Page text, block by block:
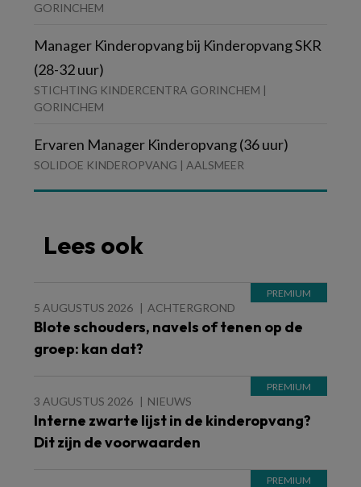
GORINCHEM
Manager Kinderopvang bij Kinderopvang SKR
(28-32 uur)
STICHTING KINDERCENTRA GORINCHEM |
GORINCHEM
Ervaren Manager Kinderopvang (36 uur)
SOLIDOE KINDEROPVANG | AALSMEER
Lees ook
5 AUGUSTUS 2026 ACHTERGROND
Blote schouders, navels of tenen op de
groep: kan dat?
3 AUGUSTUS 2026 NIEUWS
Interne zwarte lijst in de kinderopvang?
Dit zijn de voorwaarden